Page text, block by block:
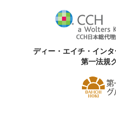
ディー・エイチ・イン
第一法規